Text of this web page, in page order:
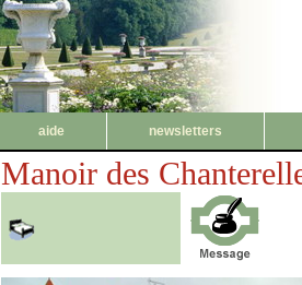
aide
newsletters
Manoir des